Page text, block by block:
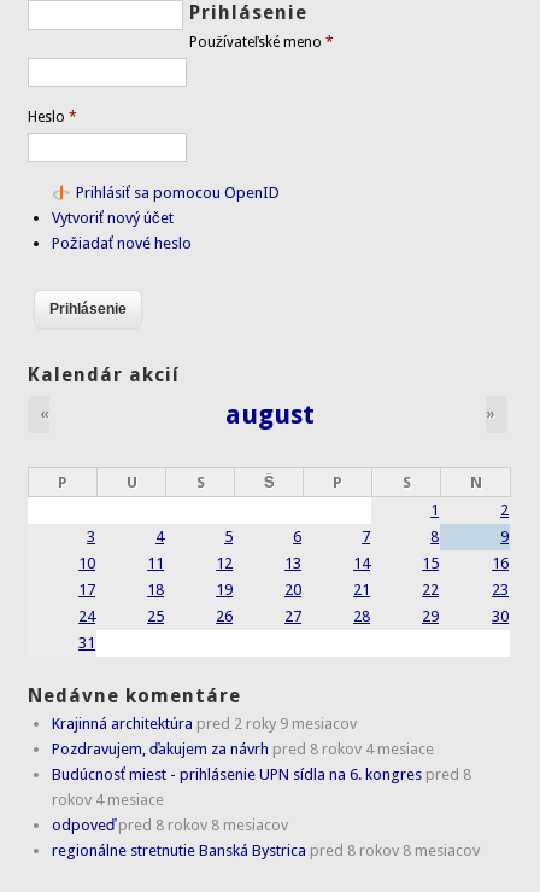
Prihlásenie
Používateľské meno*
Heslo*
Prihlásiť sa pomocou OpenID
Vytvoriť nový účet
Požiadať nové heslo
Kalendár akcií
august
« »
P U S Š P S
N
1
2
3
4 5 6 7 8
9
10
11 12 13 14 15
16
17
18 19 20 21 22
23
24
25 26 27 28 29
30
31
Nedávne komentáre
Krajinná architektúra pred 2 roky 9 mesiacov
Pozdravujem, ďakujem za návrh pred 8 rokov 4 mesiace
Budúcnosť miest - prihlásenie UPN sídla na 6. kongres pred 8
rokov 4 mesiace
odpoveď pred 8 rokov 8 mesiacov
regionálne stretnutie Banská Bystrica pred 8 rokov 8 mesiacov